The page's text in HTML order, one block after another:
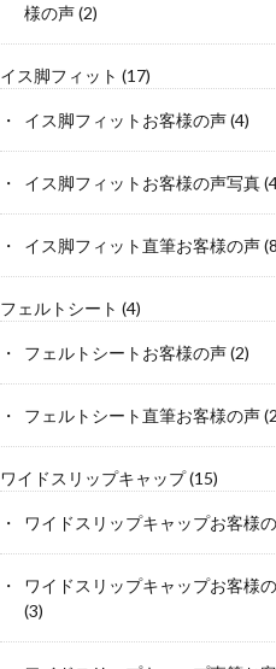
様の声(2)
イス脚フィット (17)
イス脚フィットお客様の声(4)
イス脚フィットお客様の声写真
イス脚フィット直筆お客様の声
フェルトシート (4)
フェルトシートお客様の声(2)
フェルトシート直筆お客様の声
ワイドスリップキャップ(15)
ワイドスリップキャップお客様
ワイドスリップキャップお客様
(3)